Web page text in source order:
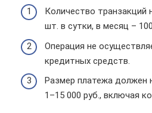
Количество
шт. в сутки, в месяц –
Операция не
кредитных средств.
Размер платежа должен
1–15 000 руб., включая